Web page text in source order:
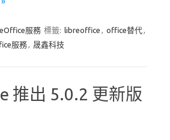
o服務 標籤: libreoffice , office替代,
服務, 晟鑫科技
推出 5.0.2 更新版